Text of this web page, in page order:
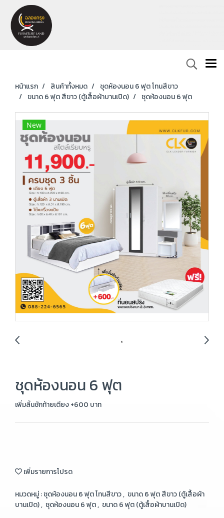
หน้าแรก สินค้าทั้งหมด
ชุดห้องนอน 6 ฟุต โทนสีขาว
ขนาด 6 ฟุต สีขาว (ตู้เสื้อผ้าบานเปิด)
ชุดห้องนอน 6 ฟุต
New
ชุดห้องนอน 6 ฟุต
เพิ่มลิ้นชักท้ายเตียง +600 บาท
เพิ่มรายการโปรด
หมวดหมู่ :ชุดห้องนอน 6 ฟุต โทนสีขาว, ขนาด 6 ฟุต สีขาว (ตู้เสื้อผ้า
บานเปิด), ชุดห้องนอน 6 ฟุต, ขนาด 6 ฟุต (ตู้เสื้อผ้าบานเปิด)